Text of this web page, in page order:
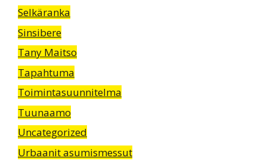
Selkäranka
Sinsibere
Tany Maitso
Tapahtuma
Toimintasuunnitelma
Tuunaamo
Uncategorized
Urbaanit asumismessut